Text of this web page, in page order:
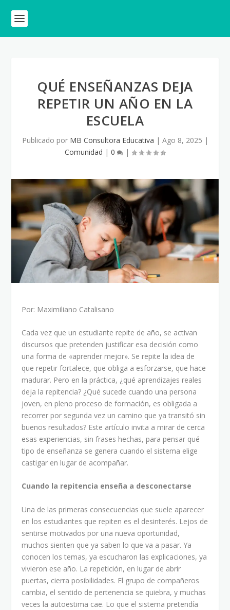
QUÉ ENSEÑANZAS DEJA
REPETIR UN AÑO EN LA
ESCUELA
Publicado por MB Consultora Educativa | Ago 8, 2025 |
Comunidad | 0 |
Por: Maximiliano Catalisano
Cada vez que un estudiante repite de año, se activan
discursos que pretenden justificar esa decisión como
una forma de «aprender mejor». Se repite la idea de
que repetir fortalece, que obliga a esforzarse, que hace
madurar. Pero en la práctica, ¿qué aprendizajes reales
deja la repitencia? ¿Qué sucede cuando una persona
joven, en pleno proceso de formación, es obligada a
recorrer por segunda vez un camino que ya transitó sin
buenos resultados? Este artículo invita a mirar de cerca
esas experiencias, sin frases hechas, para pensar qué
tipo de enseñanza se genera cuando el sistema elige
castigar en lugar de acompañar.
Cuando la repitencia enseña a desconectarse
Una de las primeras consecuencias que suele aparecer
en los estudiantes que repiten es el desinterés. Lejos de
sentirse motivados por una nueva oportunidad,
muchos sienten que ya saben lo que va a pasar. Ya
conocen los temas, ya escucharon las explicaciones, ya
vivieron ese año. La repetición, en lugar de abrir
puertas, cierra posibilidades. El grupo de compañeros
cambia, el sentido de pertenencia se quiebra, y muchas
veces la autoestima cae. Lo que el sistema pretendía